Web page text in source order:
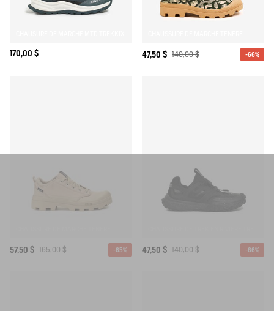
170,00 $ 47,50 $ 140,00 $ -66%
57,50 $ 165,00 $ -65% 47,50 $ 140,00 $ -66%